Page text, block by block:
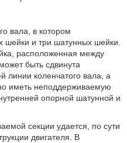
вала, в котором
шейки и три шатунных шейки.
расположенная между
быть сдвинута
линии коленчатого вала, а
иметь неподдерживаемую
опорной шатунной и
секции удается, по сути
двигателя. В